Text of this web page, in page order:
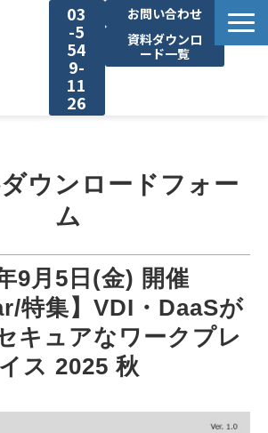
03
-5
54
9-
11
26
お問い合わせ
資料ダウンロ
ード一覧
ウンロードフォー
ム
9月5日(金) 開催
特集】VDI・DaaSが
キュアなワークプレ
イス 2025 秋